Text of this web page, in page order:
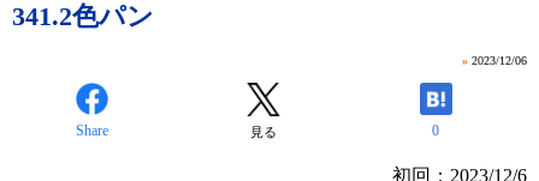
341.2色パン
» 2023/12/06
Share 見る 0
初回：2023/12/6